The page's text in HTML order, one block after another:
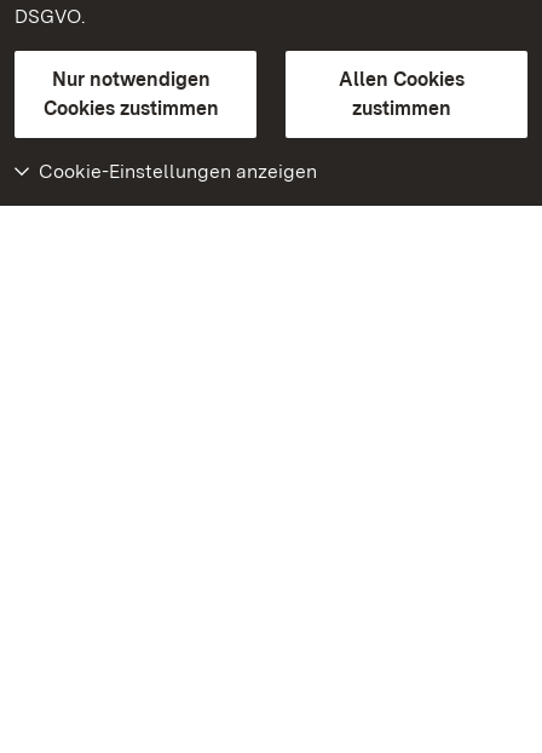
DSGVO.
Nur notwendigen
Cookies zustimmen
Allen Cookies
zustimmen
Cookie-Einstellungen anzeigen
Kontakt
GebärdenspracheLeichte Sprache
Erklärung zur Barrierefreiheit
BITV-konform (geprüfte Seiten)
Weiteres